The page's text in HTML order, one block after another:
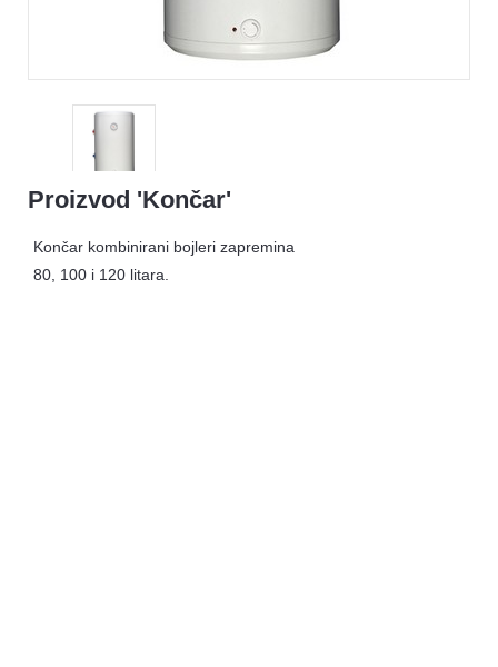
Proizvod 'Končar'
Končar kombinirani bojleri zapremina
80, 100 i 120 litara.